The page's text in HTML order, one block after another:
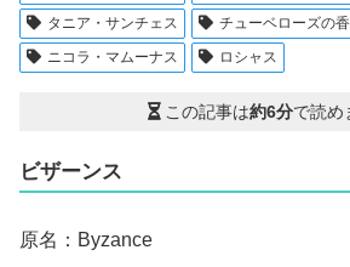
タニア・サンチェス
チューベローズの香
ニコラ・マムーナス
ロシャス
この記事は約6分で読め
ビザーンス
原名：Byzance